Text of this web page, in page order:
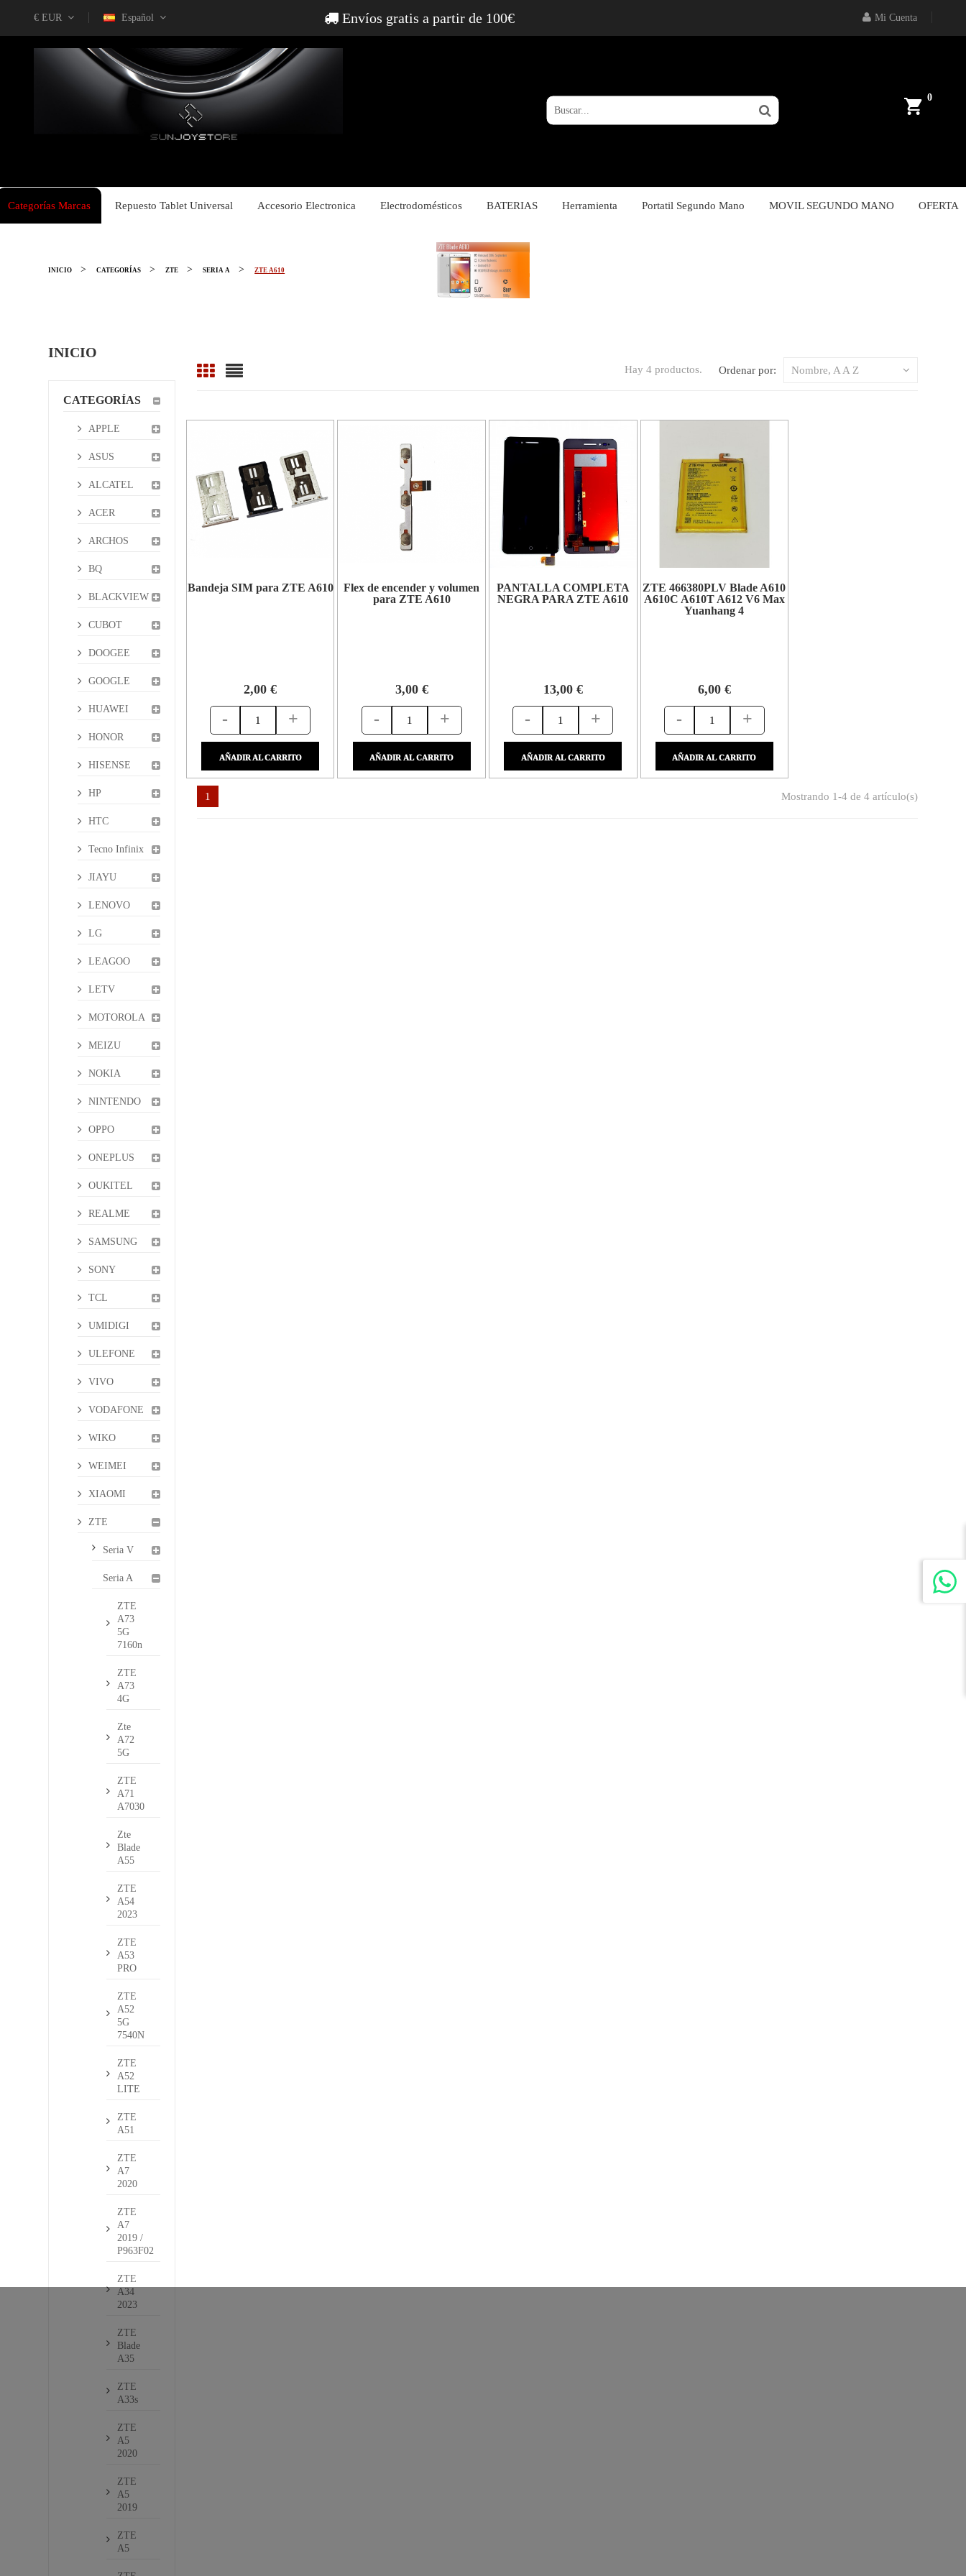
€ EUR Español Mi Cuenta
Envíos gratis a partir de 100€
0
Categorías Marcas Repuesto Tablet Universal Accesorio Electronica Electrodomésticos BATERIAS Herramienta Portatil Segundo Mano MOVIL SEGUNDO MANO OFERTA
INICIO CATEGORÍAS ZTE SERIA A ZTE A610
INICIO
CATEGORÍAS
APPLE
ASUS
ALCATEL
ACER
ARCHOS
BQ
BLACKVIEW
CUBOT
DOOGEE
GOOGLE
HUAWEI
HONOR
HISENSE
HP
HTC
Tecno Infinix
JIAYU
LENOVO
LG
LEAGOO
LETV
MOTOROLA
MEIZU
NOKIA
NINTENDO
OPPO
ONEPLUS
OUKITEL
REALME
SAMSUNG
SONY
TCL
UMIDIGI
ULEFONE
VIVO
VODAFONE
WIKO
WEIMEI
XIAOMI
ZTE
Seria V
Seria A
ZTE
A73
5G
7160n
ZTE
A73
4G
Zte
A72
5G
ZTE
A71
A7030
Zte
Blade
A55
ZTE
A54
2023
ZTE
A53
PRO
ZTE
A52
5G
7540N
ZTE
A52
LITE
ZTE
A51
ZTE
A7
2020
ZTE
A7
2019 /
P963F02
ZTE
A34
2023
ZTE
Blade
A35
ZTE
A33s
ZTE
A5
2020
ZTE
A5
2019
ZTE
A5
Hay 4 productos. Ordenar por: Nombre, A A Z
Bandeja SIM para ZTE A610
2,00 €
- +
AÑADIR AL CARRITO
Flex de encender y volumen
para ZTE A610
3,00 €
- +
AÑADIR AL CARRITO
PANTALLA COMPLETA
NEGRA PARA ZTE A610
13,00 €
- +
AÑADIR AL CARRITO
ZTE 466380PLV Blade A610
A610C A610T A612 V6 Max
Yuanhang 4
6,00 €
- +
AÑADIR AL CARRITO
1 Mostrando 1-4 de 4 artículo(s)